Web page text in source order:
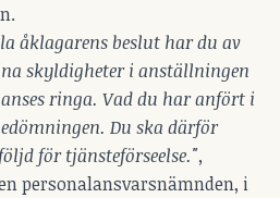
åklagarens beslut har du av
skyldigheter i anställningen
ringa. Vad du har anfört i
Du ska därför
för tjänsteförseelse.",
personalansvarsnämnden, i